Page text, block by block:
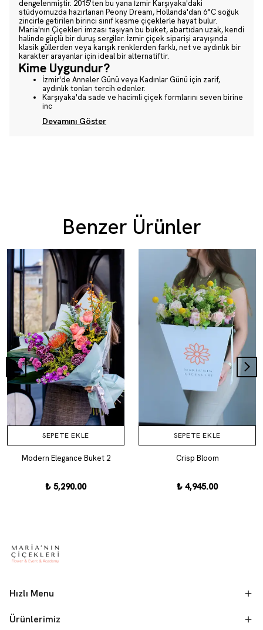
dengelenmiştir. 2015'ten bu yana İzmir Karşıyaka'daki
stüdyomuzda hazırlanan Peony Dream, Hollanda'dan 6°C soğuk
zincirle getirilen birinci sınıf kesme çiçeklerle hayat bulur.
Maria'nın Çiçekleri imzası taşıyan bu buket, abartıdan uzak, kendi
halinde güçlü bir duruş sergiler. İzmir çiçek siparişi arayışında
klasik güllerden veya karışık renklerden farklı, net ve aydınlık bir
karakter arayanlar için ideal bir alternatiftir.
Kime Uygundur?
İzmir'de Anneler Günü veya Kadınlar Günü için zarif,
aydınlık tonları tercih edenler.
Karşıyaka'da sade ve hacimli çiçek formlarını seven birine
inc
Devamını Göster
Benzer Ürünler
SEPETE EKLE
Modern Elegance Buket 2
₺ 5,290.00
SEPETE EKLE
Crisp Bloom
₺ 4,945.00
Hızlı Menu
Ürünlerimiz